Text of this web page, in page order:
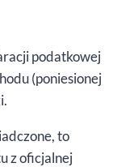
podatkowej
(poniesionej
to
z oficjalnej